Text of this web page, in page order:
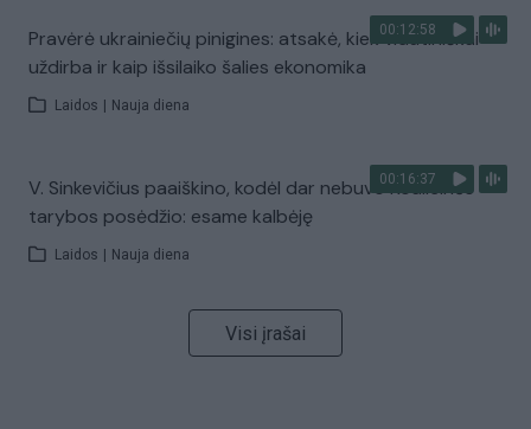
00:12:58
Pravėrė ukrainiečių pinigines: atsakė, kiek vidutiniškai
uždirba ir kaip išsilaiko šalies ekonomika
Laidos Nauja diena
00:16:37
V. Sinkevičius paaiškino, kodėl dar nebuvo Koalicinės
tarybos posėdžio: esame kalbėję
Laidos Nauja diena
Visi įrašai